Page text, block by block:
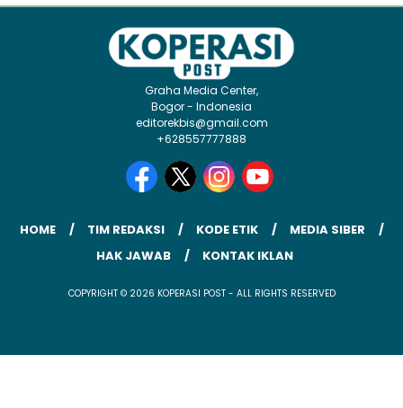
Graha Media Center,
Bogor - Indonesia
editorekbis@gmail.com
+628557777888
HOME TIM REDAKSI KODE ETIK
MEDIA SIBER
HAK JAWAB
KONTAK IKLAN
COPYRIGHT © 2026 KOPERASI POST - ALL RIGHTS RESERVED